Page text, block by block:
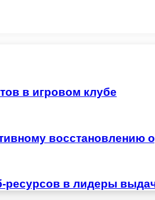
в игровом клубе
восстановлению
ресурсов в лидеры